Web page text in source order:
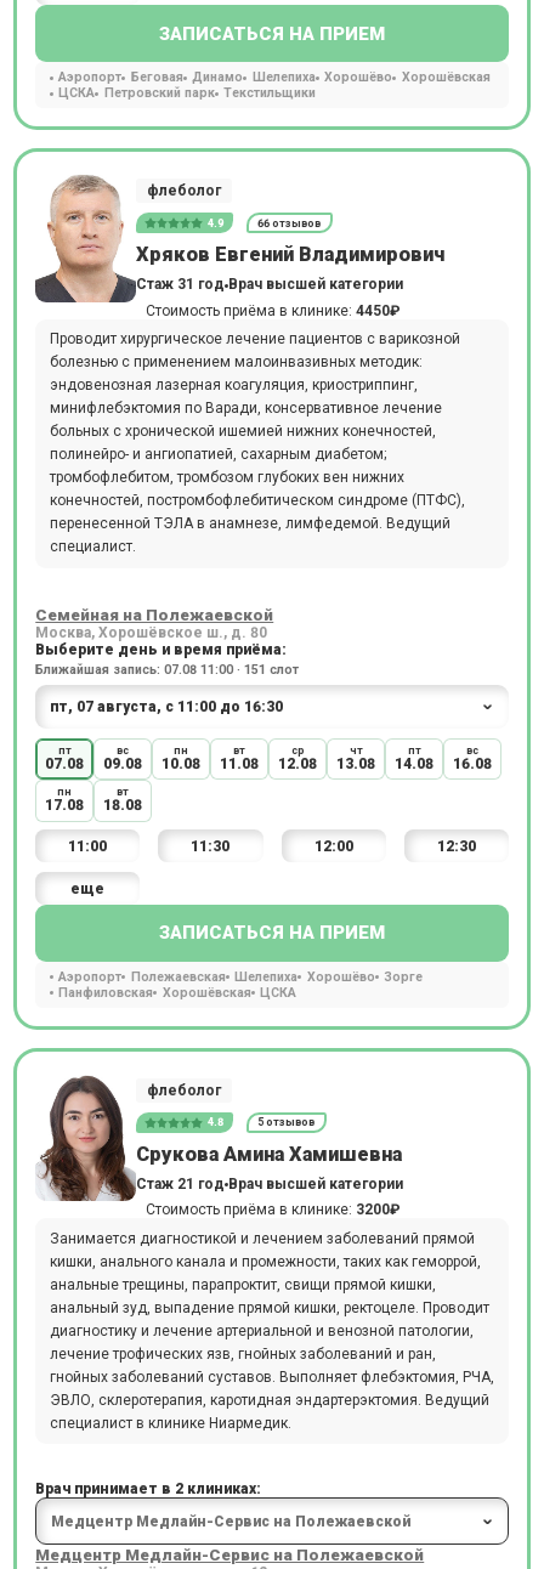
ЗАПИСАТЬСЯ НА ПРИЕМ
Аэропорт Беговая Динамо Шелепиха Хорошёво
Хорошёвская
ЦСКА
Петровский парк Текстильщики
флеболог
4.9 66 отзывов
Хряков Евгений Владимирович
Стаж 31 год Врач высшей категории
Стоимость приёма в клинике: 4450₽
Проводит хирургическое лечение пациентов с варикозной
болезнью с применением малоинвазивных методик:
эндовенозная лазерная коагуляция, криостриппинг,
минифлебэктомия по Варади, консервативное лечение
больных с хронической ишемией нижних конечностей,
полинейро- и ангиопатией, сахарным диабетом;
тромбофлебитом, тромбозом глубоких вен нижних
конечностей, постромбофлебитическом синдроме (ПТФС),
перенесенной ТЭЛА в анамнезе, лимфедемой. Ведущий
специалист.
Семейная на Полежаевской
Москва, Хорошёвское ш., д. 80
Выберите день и время приёма:
Ближайшая запись: 07.08 11:00 · 151 слот
пт
07.08
вс
09.08
пн
10.08
вт
11.08
ср
12.08
чт
13.08
пт
14.08
вс
16.08
пн
17.08
вт
18.08
11:00 11:30 12:00 12:30
еще
ЗАПИСАТЬСЯ НА ПРИЕМ
Аэропорт Полежаевская Шелепиха Хорошёво
Зорге
Панфиловская
Хорошёвская ЦСКА
флеболог
4.8 5 отзывов
Срукова Амина Хамишевна
Стаж 21 год Врач высшей категории
Стоимость приёма в клинике: 3200₽
Занимается диагностикой и лечением заболеваний прямой
кишки, анального канала и промежности, таких как геморрой,
анальные трещины, парапроктит, свищи прямой кишки,
анальный зуд, выпадение прямой кишки, ректоцеле. Проводит
диагностику и лечение артериальной и венозной патологии,
лечение трофических язв, гнойных заболеваний и ран,
гнойных заболеваний суставов. Выполняет флебэктомия, РЧА,
ЭВЛО, склеротерапия, каротидная эндартерэктомия. Ведущий
специалист в клинике Ниармедик.
Врач принимает в 2 клиниках:
Медцентр Медлайн-Сервис на Полежаевской